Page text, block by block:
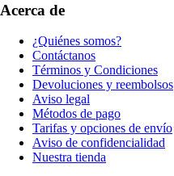
Acerca de
¿Quiénes somos?
Contáctanos
Términos y Condiciones
Devoluciones y reembolsos
Aviso legal
Métodos de pago
Tarifas y opciones de envío
Aviso de confidencialidad
Nuestra tienda